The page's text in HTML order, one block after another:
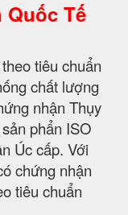
Tế
tiêu chuẩn
chất lượng
nhận Thụy
phẩn ISO
Úc cấp. Với
chứng nhận
tiêu chuẩn